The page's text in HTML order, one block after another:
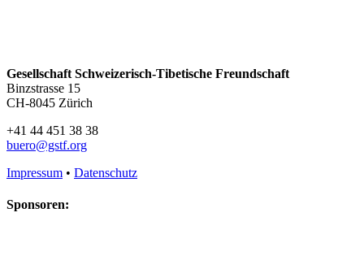
Gesellschaft Schweizerisch-Tibetische Freundschaft
Binzstrasse 15
CH-8045 Zürich
+41 44 451 38 38
buero@gstf.org
Impressum • Datenschutz
Sponsoren: